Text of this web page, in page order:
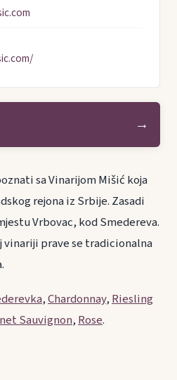
→
sa Vinarijom Mišić koja
rejona iz Srbije. Zasadi
Vrbovac, kod Smedereva.
vinariji prave se tradicionalna
,Chardonnay,Riesling
Sauvignon,Rose.